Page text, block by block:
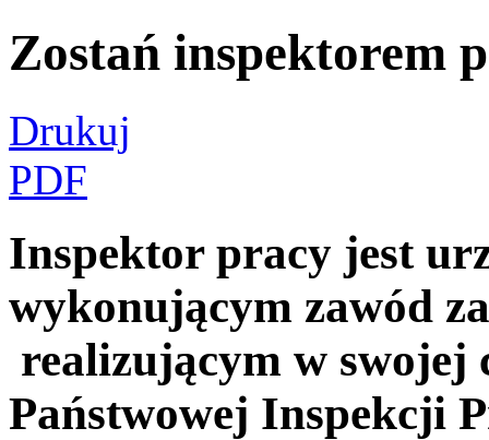
Zostań inspektorem
Drukuj
PDF
Inspektor pracy jest
wykonującym zawód
realizującym w swojej
Państwowej Inspekcji